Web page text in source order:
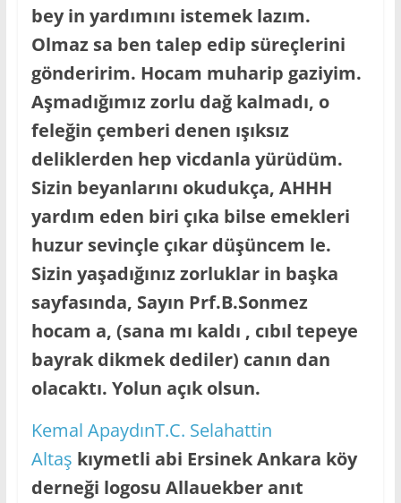
bey in yardımını istemek lazım.
Olmaz sa ben talep edip süreçlerini
gönderirim. Hocam muharip gaziyim.
Aşmadığımız zorlu dağ kalmadı, o
feleğin çemberi denen ışıksız
deliklerden hep vicdanla yürüdüm.
Sizin beyanlarını okudukça, AHHH
yardım eden biri çıka bilse emekleri
huzur sevinçle çıkar düşüncem le.
Sizin yaşadığınız zorluklar in başka
sayfasında, Sayın Prf.B.Sonmez
hocam a, (sana mı kaldı , cıbıl tepeye
bayrak dikmek dediler) canın dan
olacaktı. Yolun açık olsun.
Kemal ApaydınT.C. Selahattin
Altaş kıymetli abi Ersinek Ankara köy
derneği logosu Allauekber anıt